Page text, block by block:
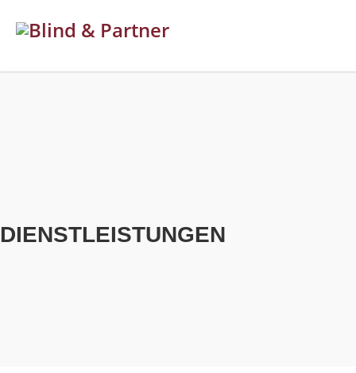
DIENSTLEISTUNGEN